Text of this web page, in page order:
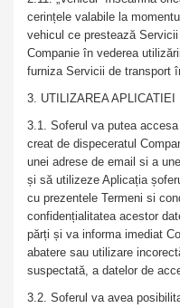
cerințele valabile la
vehicul ce prestează
Companie în vederea
furniza Servicii de transport
3. UTILIZAREA APLICATIEI
3.1. Soferul va putea
creat de dispeceratul
unei adrese de email si a
și să utilizeze Aplicația
cu prezentele Termeni si
confidențialitatea acestor
părți și va informa imediat
abatere sau utilizare
suspectată, a datelor de
3.2. Soferul va avea